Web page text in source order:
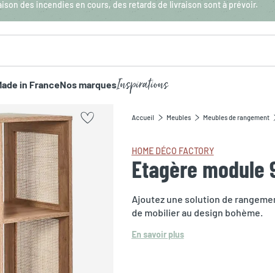
des incendies en cours, des retards de livraison sont à prévoir.
in FranceNos marquesInspirations
Accueil Meubles Meubles de rangement
HOME DÉCO FACTORY
Etagère module
Ajoutez une solution de
de mobilier au design bohème.
En savoir plus